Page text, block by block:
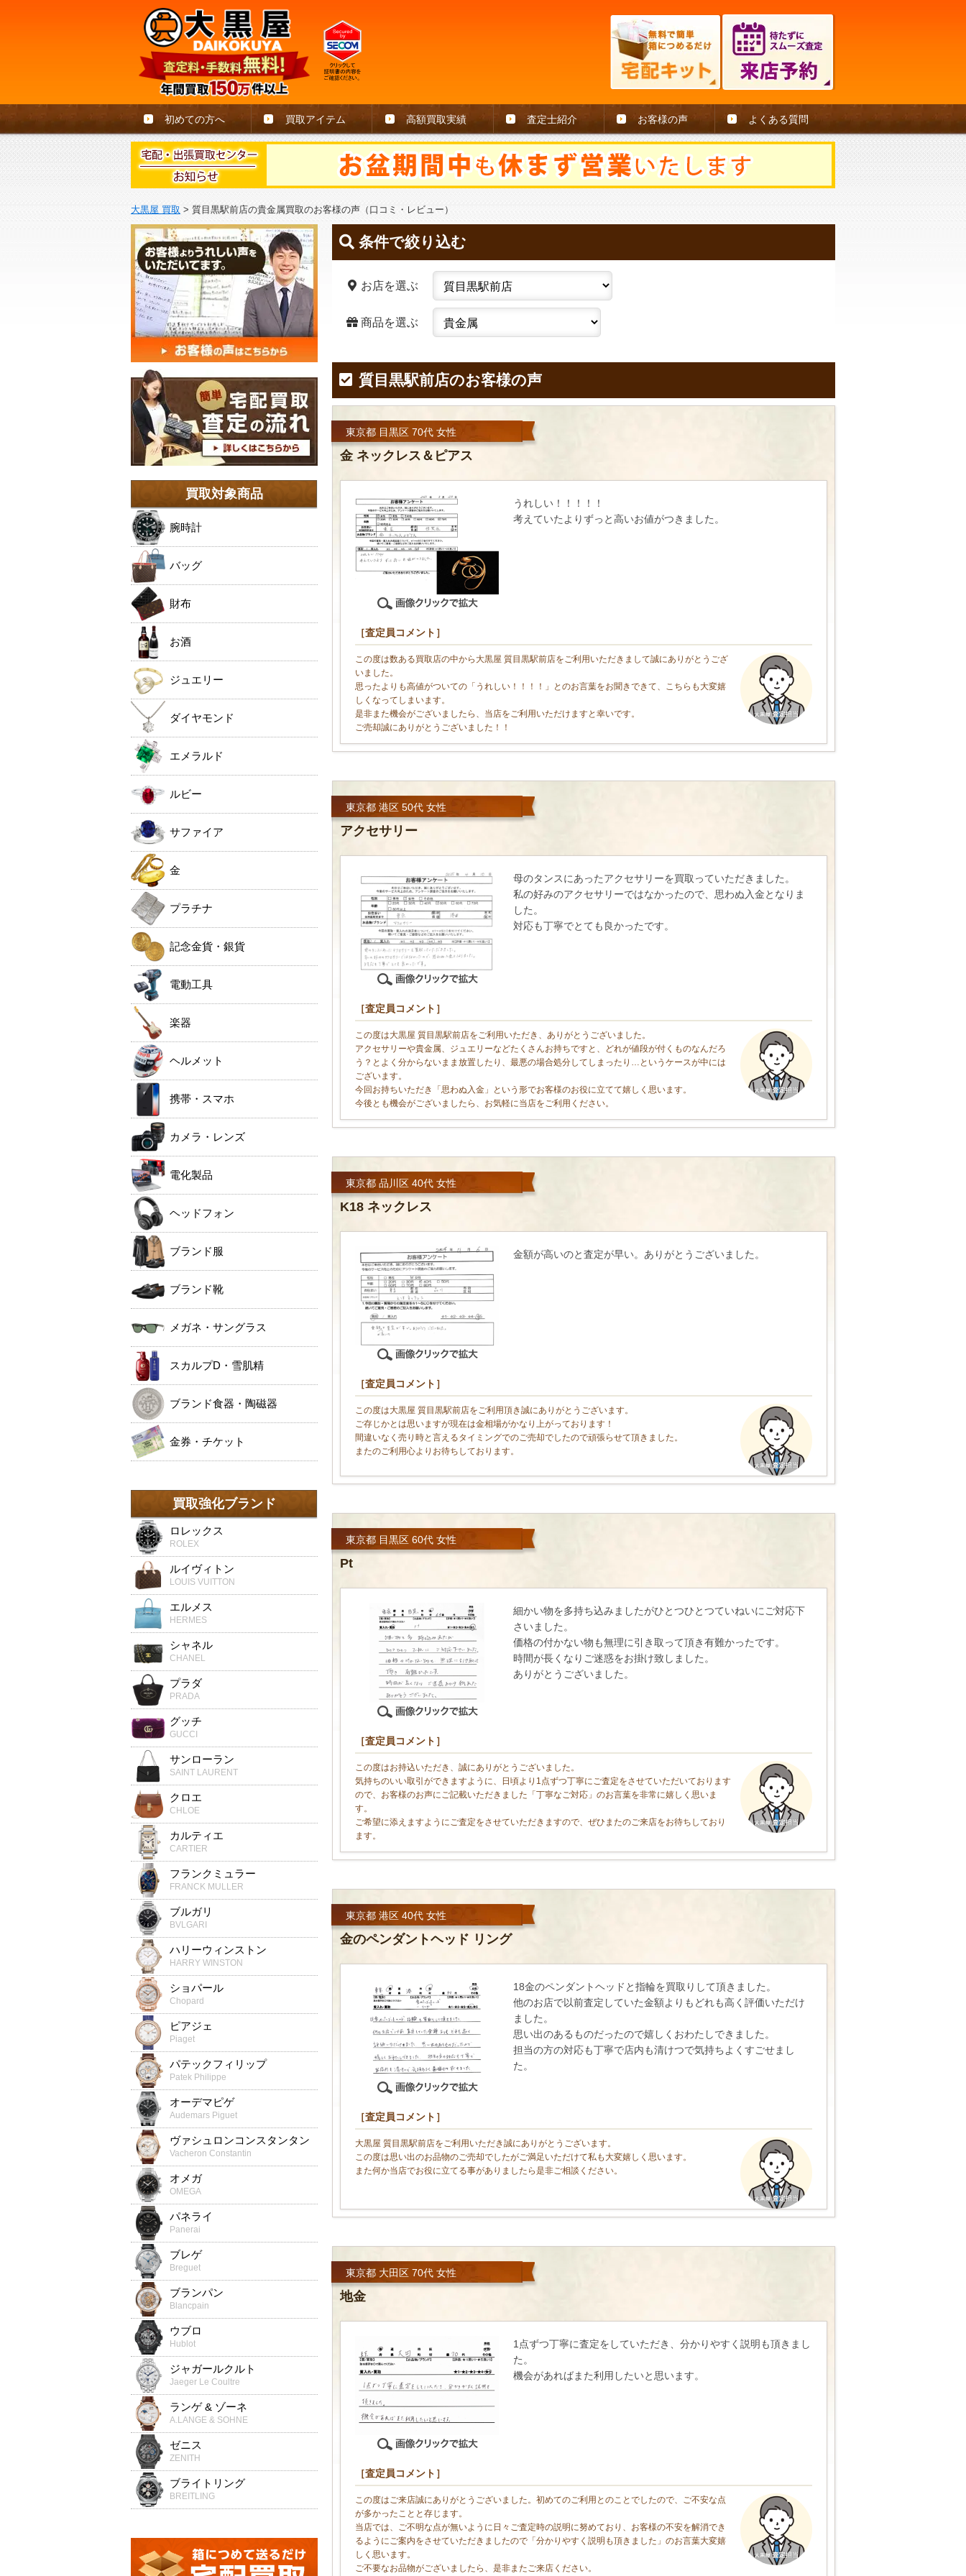
初めての方へ 買取アイテム 高額買取実績 査定士紹介 お客様の声 よくある質問
大黒屋 買取 > 質目黒駅前店の貴金属買取のお客様の声（口コミ・レビュー）
条件で絞り込む
お店を選ぶ
商品を選ぶ
質目黒駅前店のお客様の声
東京都 目黒区 70代 女性
金 ネックレス＆ピアス
うれしい！！！！！
考えていたよりずっと高いお値がつきました。
［査定員コメント］
この度は数ある買取店の中から大黒屋 質目黒駅前店をご利用いただきまして誠にありがとうござ
いました。
思ったよりも高値がついての「うれしい！！！！」とのお言葉をお聞きできて、こちらも大変嬉
しくなってしまいます。
是非また機会がございましたら、当店をご利用いただけますと幸いです。
ご売却誠にありがとうございました！！
東京都 港区 50代 女性
アクセサリー
母のタンスにあったアクセサリーを買取っていただきました。
私の好みのアクセサリーではなかったので、思わぬ入金となりま
した。
対応も丁寧でとても良かったです。
［査定員コメント］
この度は大黒屋 質目黒駅前店をご利用いただき、ありがとうございました。
アクセサリーや貴金属、ジュエリーなどたくさんお持ちですと、どれが値段が付くものなんだろ
う？とよく分からないまま放置したり、最悪の場合処分してしまったり…というケースが中には
ございます。
今回お持ちいただき「思わぬ入金」という形でお客様のお役に立てて嬉しく思います。
今後とも機会がございましたら、お気軽に当店をご利用ください。
東京都 品川区 40代 女性
K18 ネックレス
金額が高いのと査定が早い。ありがとうございました。
［査定員コメント］
この度は大黒屋 質目黒駅前店をご利用頂き誠にありがとうございます。
ご存じかとは思いますが現在は金相場がかなり上がっております！
間違いなく売り時と言えるタイミングでのご売却でしたので頑張らせて頂きました。
またのご利用心よりお待ちしております。
東京都 目黒区 60代 女性
Pt
細かい物を多持ち込みましたがひとつひとつていねいにご対応下
さいました。
価格の付かない物も無理に引き取って頂き有難かったです。
時間が長くなりご迷惑をお掛け致しました。
ありがとうございました。
［査定員コメント］
この度はお持込いただき、誠にありがとうございました。
気持ちのいい取引ができますように、日頃より1点ずつ丁寧にご査定をさせていただいております
ので、お客様のお声にご記載いただきました「丁寧なご対応」のお言葉を非常に嬉しく思いま
す。
ご希望に添えますようにご査定をさせていただきますので、ぜひまたのご来店をお待ちしており
ます。
東京都 港区 40代 女性
金のペンダントヘッド リング
18金のペンダントヘッドと指輪を買取りして頂きました。
他のお店で以前査定していた金額よりもどれも高く評価いただけ
ました。
思い出のあるものだったので嬉しくおわたしできました。
担当の方の対応も丁寧で店内も清けつで気持ちよくすごせまし
た。
［査定員コメント］
大黒屋 質目黒駅前店をご利用いただき誠にありがとうございます。
この度は思い出のお品物のご売却でしたがご満足いただけて私も大変嬉しく思います。
また何か当店でお役に立てる事がありましたら是非ご相談ください。
東京都 大田区 70代 女性
地金
1点ずつ丁寧に査定をしていただき、分かりやすく説明も頂きまし
た。
機会があればまた利用したいと思います。
［査定員コメント］
この度はご来店誠にありがとうございました。初めてのご利用とのことでしたので、ご不安な点
が多かったことと存じます。
当店では、ご不明な点が無いように日々ご査定時の説明に努めており、お客様の不安を解消でき
るようにご案内をさせていただきましたので「分かりやすく説明も頂きました」のお言葉大変嬉
しく思います。
ご不要なお品物がございましたら、是非またご来店ください。
買取対象商品
腕時計
バッグ
財布
お酒
ジュエリー
ダイヤモンド
エメラルド
ルビー
サファイア
金
プラチナ
記念金貨・銀貨
電動工具
楽器
ヘルメット
携帯・スマホ
カメラ・レンズ
電化製品
ヘッドフォン
ブランド服
ブランド靴
メガネ・サングラス
スカルプD・雪肌精
ブランド食器・陶磁器
金券・チケット
買取強化ブランド
ロレックス
ROLEX
ルイヴィトン
LOUIS VUITTON
エルメス
HERMES
シャネル
CHANEL
プラダ
PRADA
グッチ
GUCCI
サンローラン
SAINT LAURENT
クロエ
CHLOE
カルティエ
CARTIER
フランクミュラー
FRANCK MULLER
ブルガリ
BVLGARI
ハリーウィンストン
HARRY WINSTON
ショパール
Chopard
ピアジェ
Piaget
パテックフィリップ
Patek Philippe
オーデマピゲ
Audemars Piguet
ヴァシュロンコンスタンタン
Vacheron Constantin
オメガ
OMEGA
パネライ
Panerai
ブレゲ
Breguet
ブランパン
Blancpain
ウブロ
Hublot
ジャガールクルト
Jaeger Le Coultre
ランゲ & ゾーネ
A.LANGE & SOHNE
ゼニス
ZENITH
ブライトリング
BREITLING